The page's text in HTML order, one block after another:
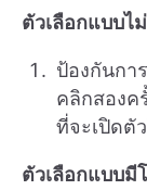
ตัวเลือกแบบไ
ป้องกันกา
คลิกสองค
ที่จะเปิดตั
ตัวเลือกแบบมี